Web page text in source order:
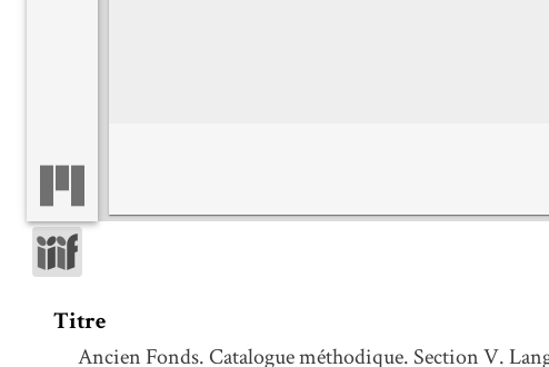
Titre
Ancien Fonds. Catalogue méthodique. Section V.